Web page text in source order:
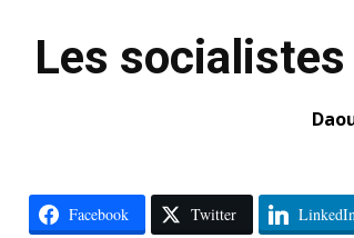
Les
Facebook Twitter LinkedIn